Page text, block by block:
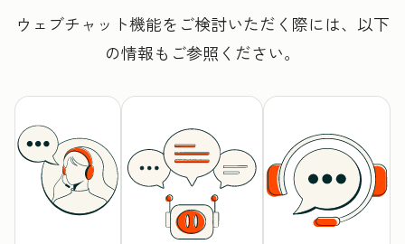
ウェブチャット機能をご検討いただく際には、以下
の情報もご参照ください。